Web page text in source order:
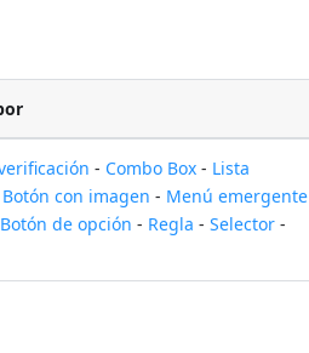
- Combo Box - Lista
Botón con imagen - Menú emergente
Botón de opción - Regla -Selector -